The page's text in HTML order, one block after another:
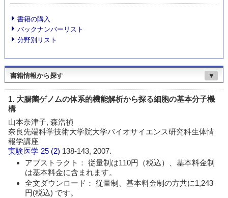
書籍の購入
バックナンバーリスト
分野別リスト
書籍情報から探す ▼
1. 大腸菌ゲノムの体系的機能解析から探る細胞の基本分子機
構
山本奈津子, 森浩禎
奈良先端科学技術大学院大学バイオサイエンス研究科生体情
報学講座
実験医学 25 (2) 138-143, 2007.
アブストラクト： 従量制は110円（税込）、基本料金制
は基本料金に含まれます。
全文ダウンロード： 従量制、基本料金制の方共に1,243
円(税込) です。